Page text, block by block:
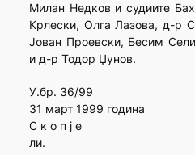
Милан Недков и судиите
Крлески, Олга Лазова, д-р
Јован Проевски, Бесим
и д-р Тодор Џунов.
У.бр. 36/99
31 март 1999 година
С к о п ј е
ли.